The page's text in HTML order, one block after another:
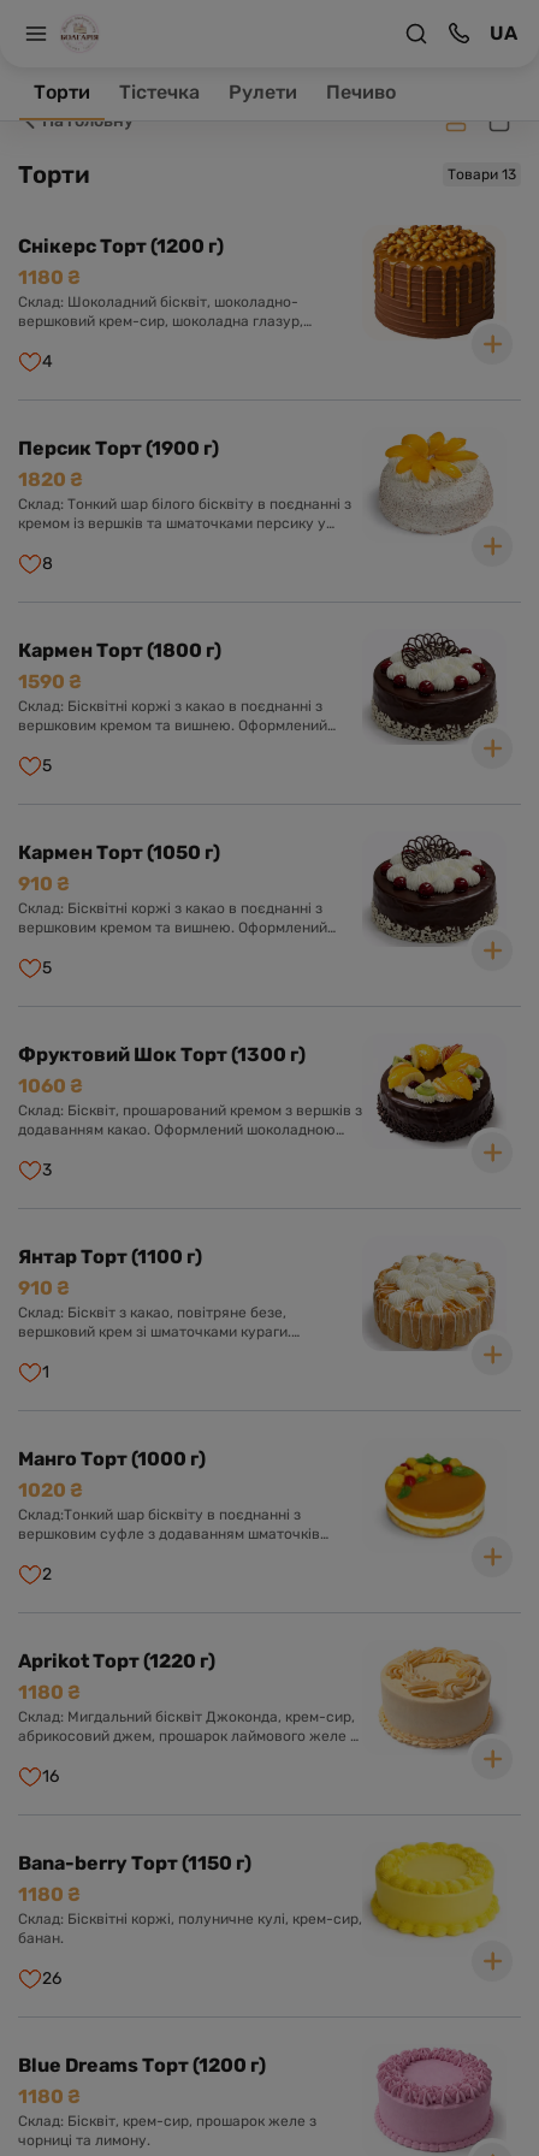
UA
Торти Тістечка Рулети Печиво
Заклад зачинено, ваше замовлення буде оброблене в
На головну
Торти Товари 13
Снікерс Торт (1200 г)
1180 ₴
Склад: Шоколадний бісквіт, шоколадно-
вершковий крем-сир, шоколадна глазур,
Оформлений арахісом і солоною карамеллю.
4
Персик Торт (1900 г)
1820 ₴
Склад: Тонкий шар білого бісквіту в поєднанні з
кремом із вершків та шматочками персику у
кремом із вершків та прикрашений шматочками
8
Кармен Торт (1800 г)
1590 ₴
Склад: Бісквітні коржі з какао в поєднанні з
вершковим кремом та вишнею. Оформлений
вишнею.
5
Кармен Торт (1050 г)
910 ₴
Склад: Бісквітні коржі з какао в поєднанні з
вершковим кремом та вишнею. Оформлений
вишнею.
5
Фруктовий Шок Торт (1300 г)
1060 ₴
Склад: Бісквіт, прошарований кремом з вершків з
додаванням какао. Оформлений шоколадною
желе.
3
Янтар Торт (1100 г)
910 ₴
Склад: Бісквіт з какао, повітряне безе,
вершковий крем зі шматочками кураги.
курагою.
1
Манго Торт (1000 г)
1020 ₴
Склад:Тонкий шар бісквіту в поєднанні з
вершковим суфле з додаванням шматочків
2
Aprikot Торт (1220 г)
1180 ₴
Склад: Мигдальний бісквіт Джоконда, крем-сир,
абрикосовий джем, прошарок лаймового желе з
16
Bana-berry Торт (1150 г)
1180 ₴
Склад: Бісквітні коржі, полуничне кулі, крем-сир,
банан.
26
Blue Dreams Торт (1200 г)
1180 ₴
Склад: Бісквіт, крем-сир, прошарок желе з
чорниці та лимону.